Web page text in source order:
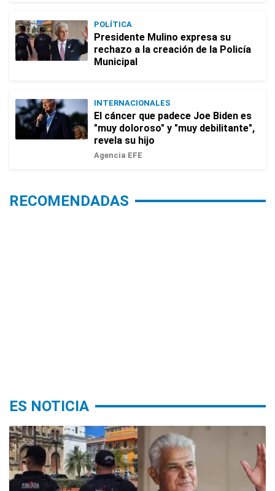
POLÍTICA
Presidente Mulino expresa su
rechazo a la creación de la Policía
Municipal
INTERNACIONALES
El cáncer que padece Joe Biden es
"muy doloroso" y "muy debilitante",
revela su hijo
Agencia EFE
RECOMENDADAS
ES NOTICIA